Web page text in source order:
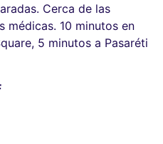
Cerca de las
médicas. 10 minutos en
5 minutos a Pasaréti